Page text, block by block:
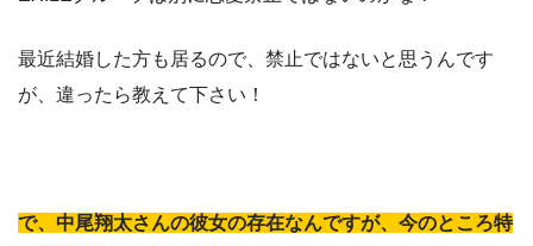
最近結婚した方も居るので、禁止ではないと思うんです
が、違ったら教えて下さい！
で、中尾翔太さんの彼女の存在なんですが、今のところ特